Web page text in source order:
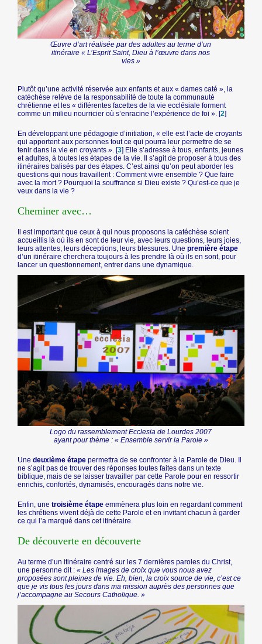
Œuvre d’art réalisée par des adultes au terme d’un
itinéraire « L’Esprit Saint, Dieu à l’œuvre dans nos
vies »
Plutôt qu’une activité réservée aux enfants et aux « dames caté », la
catéchèse relève de la responsabilité de toute la communauté
chrétienne et les « différentes facettes de la vie ecclésiale forment
comme un milieu nourricier où s’enracine l’expérience de foi ». [2]
En développant une pédagogie d’initiation, « elle est l’acte de croyants
qui apportent aux personnes tout ce qui pourra leur permettre de se
tenir dans la vie en croyants ». [3] Elle s’adresse à tous, enfants, jeunes
et adultes, à toutes les étapes de la vie. Il s’agit de proposer à tous des
itinéraires balisés par des étapes. C’est ainsi qu’on peut aborder les
questions qui nous travaillent : Comment vivre ensemble ? Que faire
avec la mort ? Pourquoi la souffrance si Dieu existe ? Qu’est-ce que je
veux dans la vie ?
Cheminer avec…
Il est important que ceux à qui nous proposons la catéchèse soient
accueillis là où ils en sont de leur vie, avec leurs questions, leurs joies,
leurs attentes, leurs déceptions, leurs blessures. Unepremière étape
d’un itinéraire cherchera toujours à les prendre là où ils en sont, pour
lancer un questionnement, entrer dans une dynamique.
Logo du rassemblement Ecclesia de Lourdes 2007
ayant pour thème : « Ensemble servir la Parole »
Unedeuxième étape permettra de se confronter à la Parole de Dieu. Il
ne s’agit pas de trouver des réponses toutes faites dans un texte
biblique, mais de se laisser travailler par cette Parole pour en ressortir
enrichis, confortés, dynamisés, encouragés dans notre vie.
Enfin, unetroisième étape emmènera plus loin en regardant comment
les chrétiens vivent déjà de cette Parole et en invitant chacun à garder
ce qui l’a marqué dans cet itinéraire.
De découverte en découverte
Au terme d’un itinéraire centré sur les 7 dernières paroles du Christ,
une personne dit :« Les images de croix que vous nous avez
proposées sont pleines de vie. Eh, bien, la croix source de vie, c’est ce
que je vis tous les jours dans ma mission auprès des personnes que
j’accompagne au Secours Catholique. »